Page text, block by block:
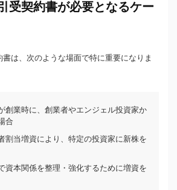
受契約書が必要となるケー
は、次のような場面で特に重要になりま
創業時に、創業者やエンジェル投資家か
合
割当増資により、特定の投資家に新株を
資本関係を整理・強化するために増資を